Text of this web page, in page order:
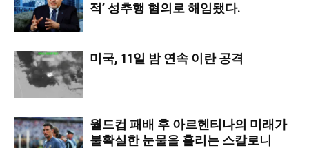
적’ 성추행 혐의로 해임됐다.
미국, 11일 밤 연속 이란 공격
월드컵 패배 후 아르헨티나의 미래가
불확실한 눈물을 흘리는 스칼로니